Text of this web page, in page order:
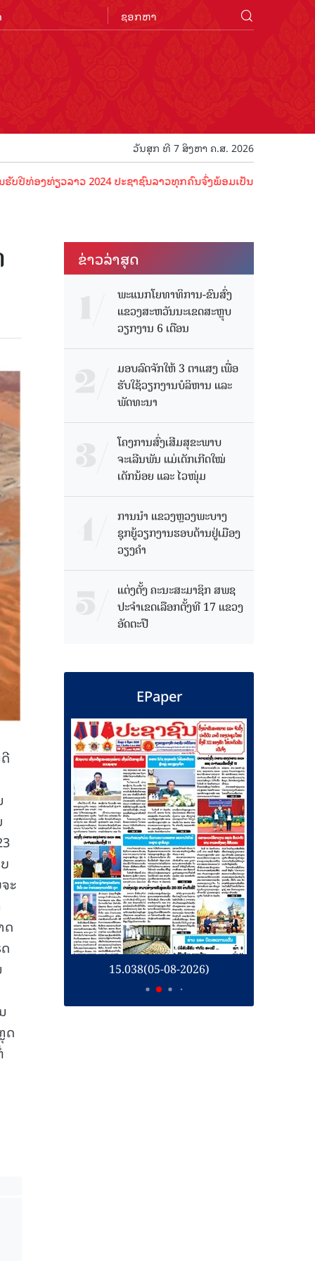
ວັນສຸກ ທີ 7 ສິງຫາ ຄ.ສ. 2026
ທ່ຽວລາວ 2024 ປະຊາຊົນລາວທຸກຄົນຈົ່ງພ້ອມເປັນເຈົ້າພາບທີ່ດີ ຕ້ອນຮັບ
ະ
ດ
ດ
ຂ່າວ​ລ່າ​ສຸດ
ພະແນກໂຍທາທິການ-ຂົນສົ່ງ
ແຂວງສະຫວັນນະເຂດສະຫຼຸບ
ວຽກງານ 6 ເດືອນ
ມອບລົດຈັກໃຫ້ 3 ຕາແສງ ເພື່ອ
ຮັບໃຊ້ວຽກງານບໍລິຫານ ແລະ
ພັດທະນາ
ໂຄງການສົ່ງເສີມສຸຂະພາບ
ຈະເລີນພັນ ແມ່ເດັກເກີດໃໝ່
ເດັກນ້ອຍ ແລະ ໄວໜຸ່ມ
ການນຳ ແຂວງຫຼວງພະບາງ
ຊຸກຍູ້ວຽກງານຮອບດ້ານຢູ່ເມືອງ
ວຽງຄໍາ
ແຕ່ງຕັ້ງ ຄະນະສະມາຊິກ ສພຊ
ປະຈຳເຂດເລືອກຕັ້ງທີ 17 ແຂວງ
ອັດຕະປື
EPaper
15.038(05-08-2026)